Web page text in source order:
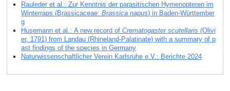
Rauleder et al.: Zur Kenntnis der parasitischen Hymenopteren im
Winterraps (Brassicaceae: Brassica napus) in Baden-Württember
g
Husemann et al.: A new record of Crematogaster scutellaris (Olivi
er, 1791) from Landau (Rhineland-Palatinate) with a summary of p
ast findings of the species in Germany
Naturwissenschaftlicher Verein Karlsruhe e.V.: Berichte 2024